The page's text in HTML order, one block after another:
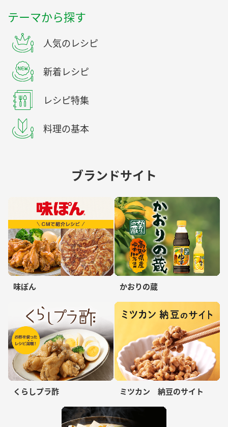
テーマから探す
人気のレシピ
新着レシピ
レシピ特集
料理の基本
ブランドサイト
味ぽん かおりの蔵
くらしプラ酢 ミツカン 納豆のサイト